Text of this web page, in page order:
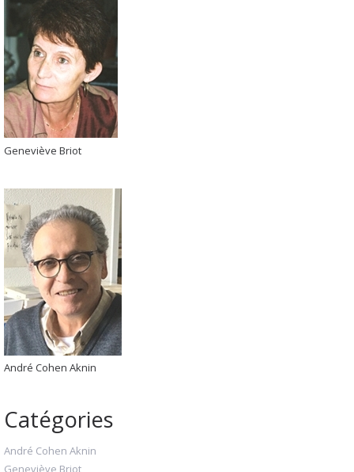
Geneviève Briot
André Cohen Aknin
Catégories
André Cohen Aknin
Geneviève Briot